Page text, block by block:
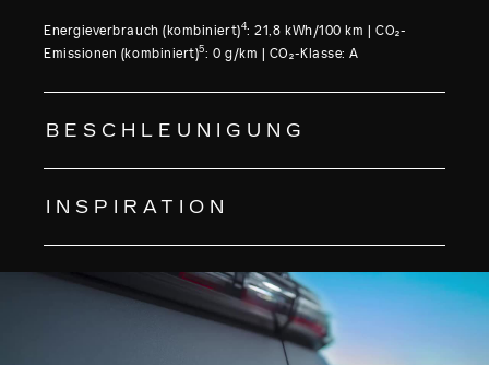
Energieverbrauch (kombiniert)4: 21,8 kWh/100 km | CO₂-
Emissionen (kombiniert)5: 0 g/km | CO₂-Klasse: A
BESCHLEUNIGUNG
INSPIRATION